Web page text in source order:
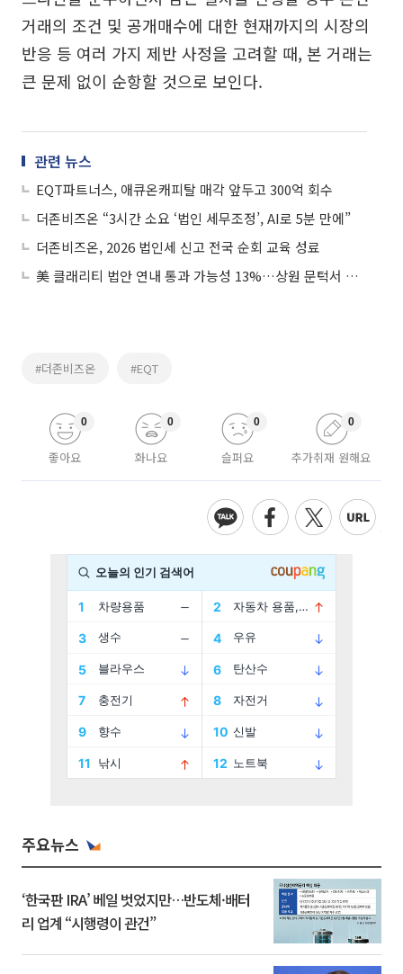
거래의 조건 및 공개매수에 대한 현재까지의 시장의
반응 등 여러 가지 제반 사정을 고려할 때, 본 거래는
큰 문제 없이 순항할 것으로 보인다.
관련 뉴스
EQT파트너스, 애큐온캐피탈 매각 앞두고 300억 회수
더존비즈온 “3시간 소요 ‘법인 세무조정’, AI로 5분 만에”
더존비즈온, 2026 법인세 신고 전국 순회 교육 성료
美 클래리티 법안 연내 통과 가능성 13%…상원 문턱서 제동
#더존비즈온 #EQT
좋아요
0
화나요
0
슬퍼요
0
추가취재 원해요
0
주요뉴스
‘한국판 IRA’ 베일 벗었지만…반도체·배터
리 업계 “시행령이 관건”